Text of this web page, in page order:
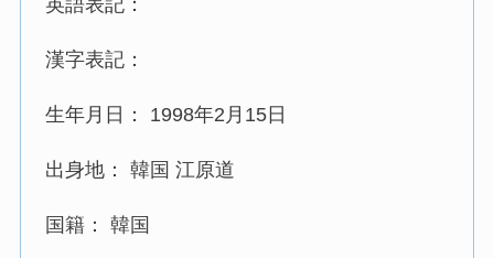
英語表記：
漢字表記：
生年月日： 1998年2月15日
出身地： 韓国 江原道
国籍： 韓国